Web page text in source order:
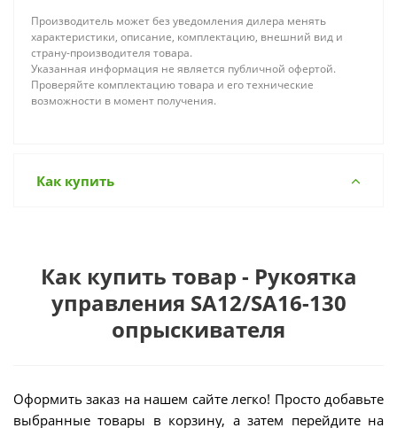
Производитель может без уведомления дилера менять
характеристики, описание, комплектацию, внешний вид и
страну-производителя товара.
Указанная информация не является публичной офертой.
Проверяйте комплектацию товара и его технические
возможности в момент получения.
Как купить
Как купить товар - Рукоятка
управления SA12/SA16-130
опрыскивателя
Оформить заказ на нашем сайте легко! Просто добавьте
выбранные товары в корзину, а затем перейдите на